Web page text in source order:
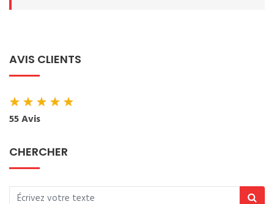
AVIS CLIENTS
★★★★★
55 Avis
CHERCHER